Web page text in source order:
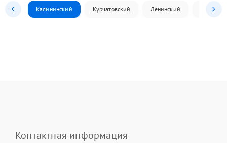
Калининский Курчатовский Ленинский
Контактная информация